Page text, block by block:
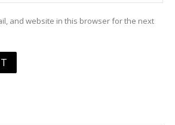
and website in this browser for the next